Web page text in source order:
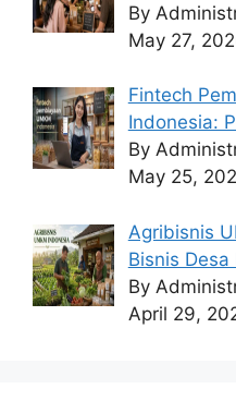
By
May 27,
Fintech
Indonesia:
By
May 25,
Agribisnis
Bisnis
By
April 29,